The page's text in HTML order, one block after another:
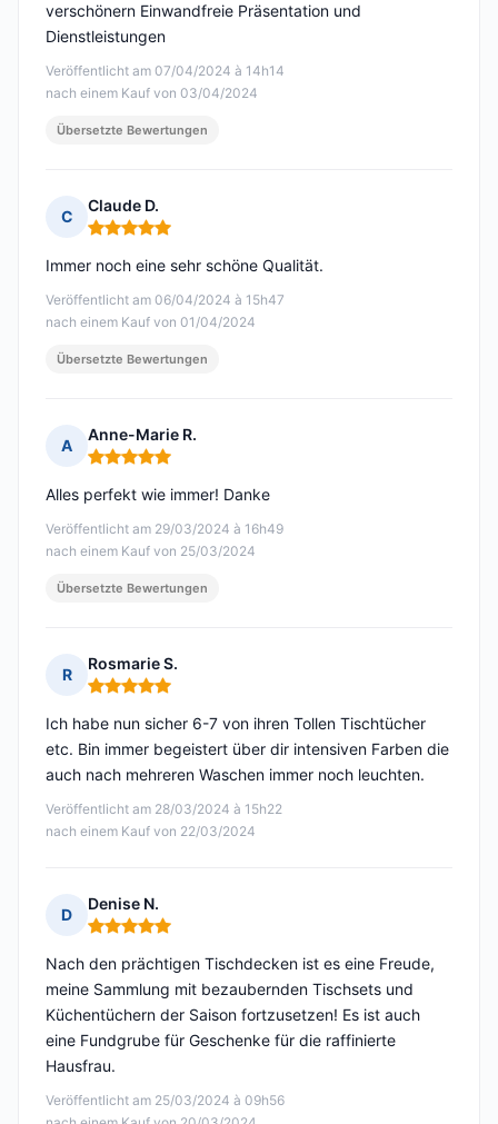
Veröffentlicht am 07/04/2024 à 14h14
nach einem Kauf von 03/04/2024
verschönern Einwandfreie Präsentation und
Dienstleistungen
Übersetzte Bewertungen
C
Claude D.
Hinweis: 5 von 5
Veröffentlicht am 06/04/2024 à 15h47
nach einem Kauf von 01/04/2024
Immer noch eine sehr schöne Qualität.
Übersetzte Bewertungen
A
Anne-Marie R.
Hinweis: 5 von 5
Veröffentlicht am 29/03/2024 à 16h49
nach einem Kauf von 25/03/2024
Alles perfekt wie immer! Danke
Übersetzte Bewertungen
R
Rosmarie S.
Hinweis: 5 von 5
Veröffentlicht am 28/03/2024 à 15h22
nach einem Kauf von 22/03/2024
Ich habe nun sicher 6-7 von ihren Tollen Tischtücher
etc. Bin immer begeistert über dir intensiven Farben die
auch nach mehreren Waschen immer noch leuchten.
D
Denise N.
Hinweis: 5 von 5
Veröffentlicht am 25/03/2024 à 09h56
Nach den prächtigen Tischdecken ist es eine Freude,
meine Sammlung mit bezaubernden Tischsets und
Küchentüchern der Saison fortzusetzen! Es ist auch
eine Fundgrube für Geschenke für die raffinierte
Hausfrau.